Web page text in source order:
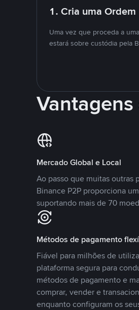
1. Cria uma Ordem
Uma vez que proceda a
estará sobre custódia pela
Mercado Global e Local
Ao passo que muitas outras
Binance P2P proporciona
suportando mais de 70
Métodos de pagamento
Fiável para milhões de
plataforma segura para
métodos de pagamento e
comprar, vender e
enquanto configuram os